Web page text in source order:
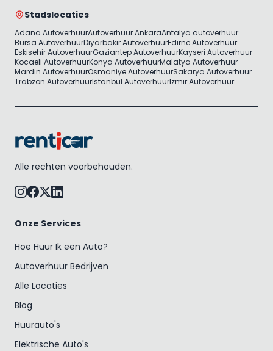
Stadslocaties
Adana AutoverhuurAutoverhuur AnkaraAntalya autoverhuur
Bursa AutoverhuurDiyarbakir AutoverhuurEdirne Autoverhuur
Eskisehir AutoverhuurGaziantep AutoverhuurKayseri Autoverhuur
Kocaeli AutoverhuurKonya AutoverhuurMalatya Autoverhuur
Mardin AutoverhuurOsmaniye AutoverhuurSakarya Autoverhuur
Trabzon AutoverhuurIstanbul AutoverhuurIzmir Autoverhuur
Alle rechten voorbehouden.
Onze Services
Hoe Huur Ik een Auto?
Autoverhuur Bedrijven
Alle Locaties
Blog
Huurauto's
Elektrische Auto's